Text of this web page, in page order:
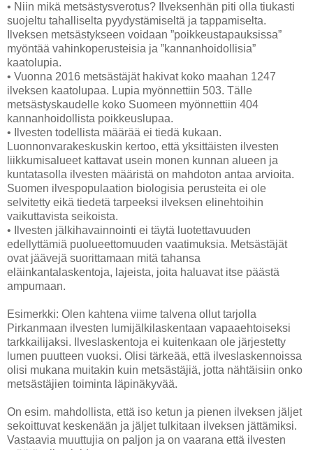
• Niin mikä metsästysverotus? Ilveksenhän piti olla tiukasti
suojeltu tahalliselta pyydystämiseltä ja tappamiselta.
Ilveksen metsästykseen voidaan ”poikkeustapauksissa”
myöntää vahinkoperusteisia ja ”kannanhoidollisia”
kaatolupia.
• Vuonna 2016 metsästäjät hakivat koko maahan 1247
ilveksen kaatolupaa. Lupia myönnettiin 503. Tälle
metsästyskaudelle koko Suomeen myönnettiin 404
kannanhoidollista poikkeuslupaa.
• Ilvesten todellista määrää ei tiedä kukaan.
Luonnonvarakeskuskin kertoo, että yksittäisten ilvesten
liikkumisalueet kattavat usein monen kunnan alueen ja
kuntatasolla ilvesten määristä on mahdoton antaa arvioita.
Suomen ilvespopulaation biologisia perusteita ei ole
selvitetty eikä tiedetä tarpeeksi ilveksen elinehtoihin
vaikuttavista seikoista.
• Ilvesten jälkihavainnointi ei täytä luotettavuuden
edellyttämiä puolueettomuuden vaatimuksia. Metsästäjät
ovat jäävejä suorittamaan mitä tahansa
eläinkantalaskentoja, lajeista, joita haluavat itse päästä
ampumaan.
Esimerkki: Olen kahtena viime talvena ollut tarjolla
Pirkanmaan ilvesten lumijälkilaskentaan vapaaehtoiseksi
tarkkailijaksi. Ilveslaskentoja ei kuitenkaan ole järjestetty
lumen puutteen vuoksi. Olisi tärkeää, että ilveslaskennoissa
olisi mukana muitakin kuin metsästäjiä, jotta nähtäisiin onko
metsästäjien toiminta läpinäkyvää.
On esim. mahdollista, että iso ketun ja pienen ilveksen jäljet
sekoittuvat keskenään ja jäljet tulkitaan ilveksen jättämiksi.
Vastaavia muuttujia on paljon ja on vaarana että ilvesten